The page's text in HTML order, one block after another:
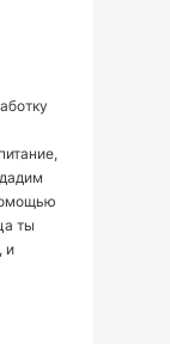
ты
и